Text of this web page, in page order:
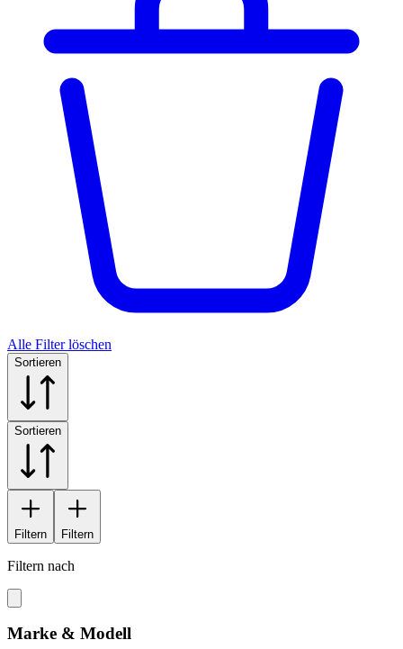
Alle Filter löschen
Sortieren
Sortieren
Filtern Filtern
Filtern nach
Marke & Modell